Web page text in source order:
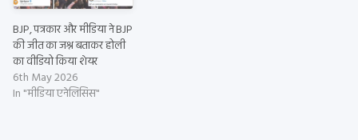
BJP, पत्रकार और मीडिया ने BJP
की जीत का जश्न बताकर होली
का वीडियो किया शेयर
6th May 2026
In "मीडिया एनेलिसिस"